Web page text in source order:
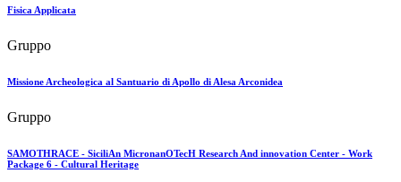
Fisica Applicata
Gruppo
Missione Archeologica al Santuario di Apollo di Alesa Arconidea
Gruppo
SAMOTHRACE - SiciliAn MicronanOTecH Research And innovation Center - Work
Package 6 - Cultural Heritage